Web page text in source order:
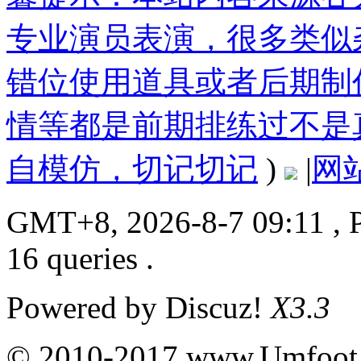
专业演员表演，很多类
错位使用道具或者后期
情等都是前期排练过不
自模仿，切记切记 ) | 网
GMT+8, 2026-8-7 09:11 ,
16 queries .
Powered by Discuz! X3.3